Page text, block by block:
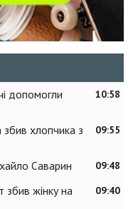
10:58
допомогли
09:55
хлопчика з
09:48
Саварин
09:40
збив жінку на